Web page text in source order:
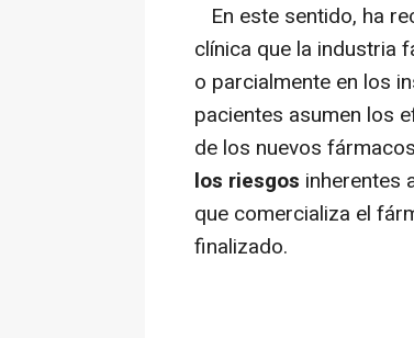
En este sentido, ha
clínica que la industria
o parcialmente en los
pacientes asumen los
de los nuevos
los riesgos inherentes
que comercializa el
finalizado.